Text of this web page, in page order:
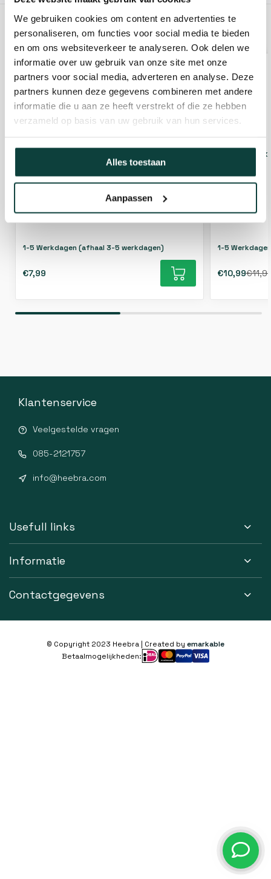
We gebruiken cookies om content en advertenties te
personaliseren, om functies voor social media te bieden
en om ons websiteverkeer te analyseren. Ook delen we
informatie over uw gebruik van onze site met onze
partners voor social media, adverteren en analyse. Deze
partners kunnen deze gegevens combineren met andere
informatie die u aan ze heeft verstrekt of die ze hebben
verzameld op basis van uw gebruik van hun services.
Alles toestaan
Aanpassen
GERELATEERDE PRODUCTEN
[2mm] - Galvanisch verzinkt
1-5 Werkdagen (afhaal 3-5 werkdagen)
€7,99
1-5
€10,99
Klantenservice
Veelgestelde vragen
085-2121757
info@heebra.com
Usefull links
Informatie
Contactgegevens
© Copyright 2023 Heebra | Created by emarkable
Betaalmogelijkheden: